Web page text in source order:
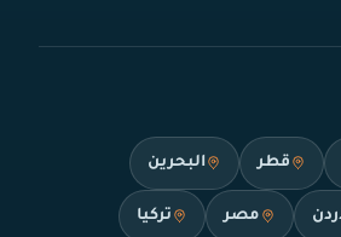
قطر البحرين
مصر تركيا